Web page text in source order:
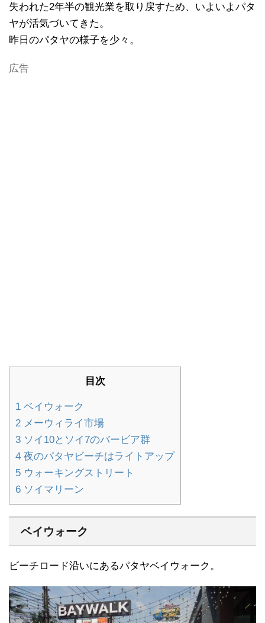
失われた2年半の観光業を取り戻すため、いよいよパタ
ヤが活気づいてきた。
昨日のパタヤの様子を少々。
広告
目次
1 ベイウォーク
2 メーウィライ市場
3 ソイ10とソイ7のバービア群
4 夜のパタヤビーチはライトアップ
5 ウォーキングストリート
6 ソイマリーン
ベイウォーク
ビーチロード沿いにあるパタヤベイウォーク。